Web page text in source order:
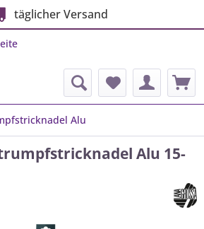
täglicher Versand
Alu
Alu 15-